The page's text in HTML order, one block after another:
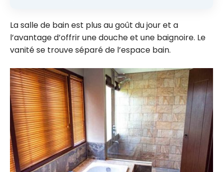
La salle de bain est plus au goût du jour et a
l’avantage d’offrir une douche et une baignoire. Le
vanité se trouve séparé de l’espace bain.